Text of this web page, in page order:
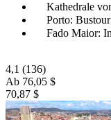
Kathedrale
Porto:
Fado Maior:
4,1 (136)
Ab 76,05 $
70,87 $